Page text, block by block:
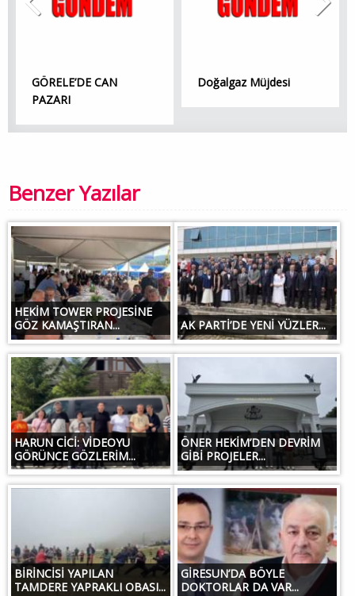
GÖRELE’DE CAN
PAZARI
Doğalgaz Müjdesi
Benzer Yazılar
HEKİM TOWER PROJESİNE
GÖZ KAMAŞTIRAN...
AK PARTİ’DE YENİ YÜZLER...
HARUN CİCİ: VİDEOYU
GÖRÜNCE GÖZLERİM...
ÖNER HEKİM’DEN DEVRİM
GİBİ PROJELER...
BİRİNCİSİ YAPILAN
TAMDERE YAPRAKLI OBASI...
GİRESUN’DA BÖYLE
DOKTORLAR DA VAR...